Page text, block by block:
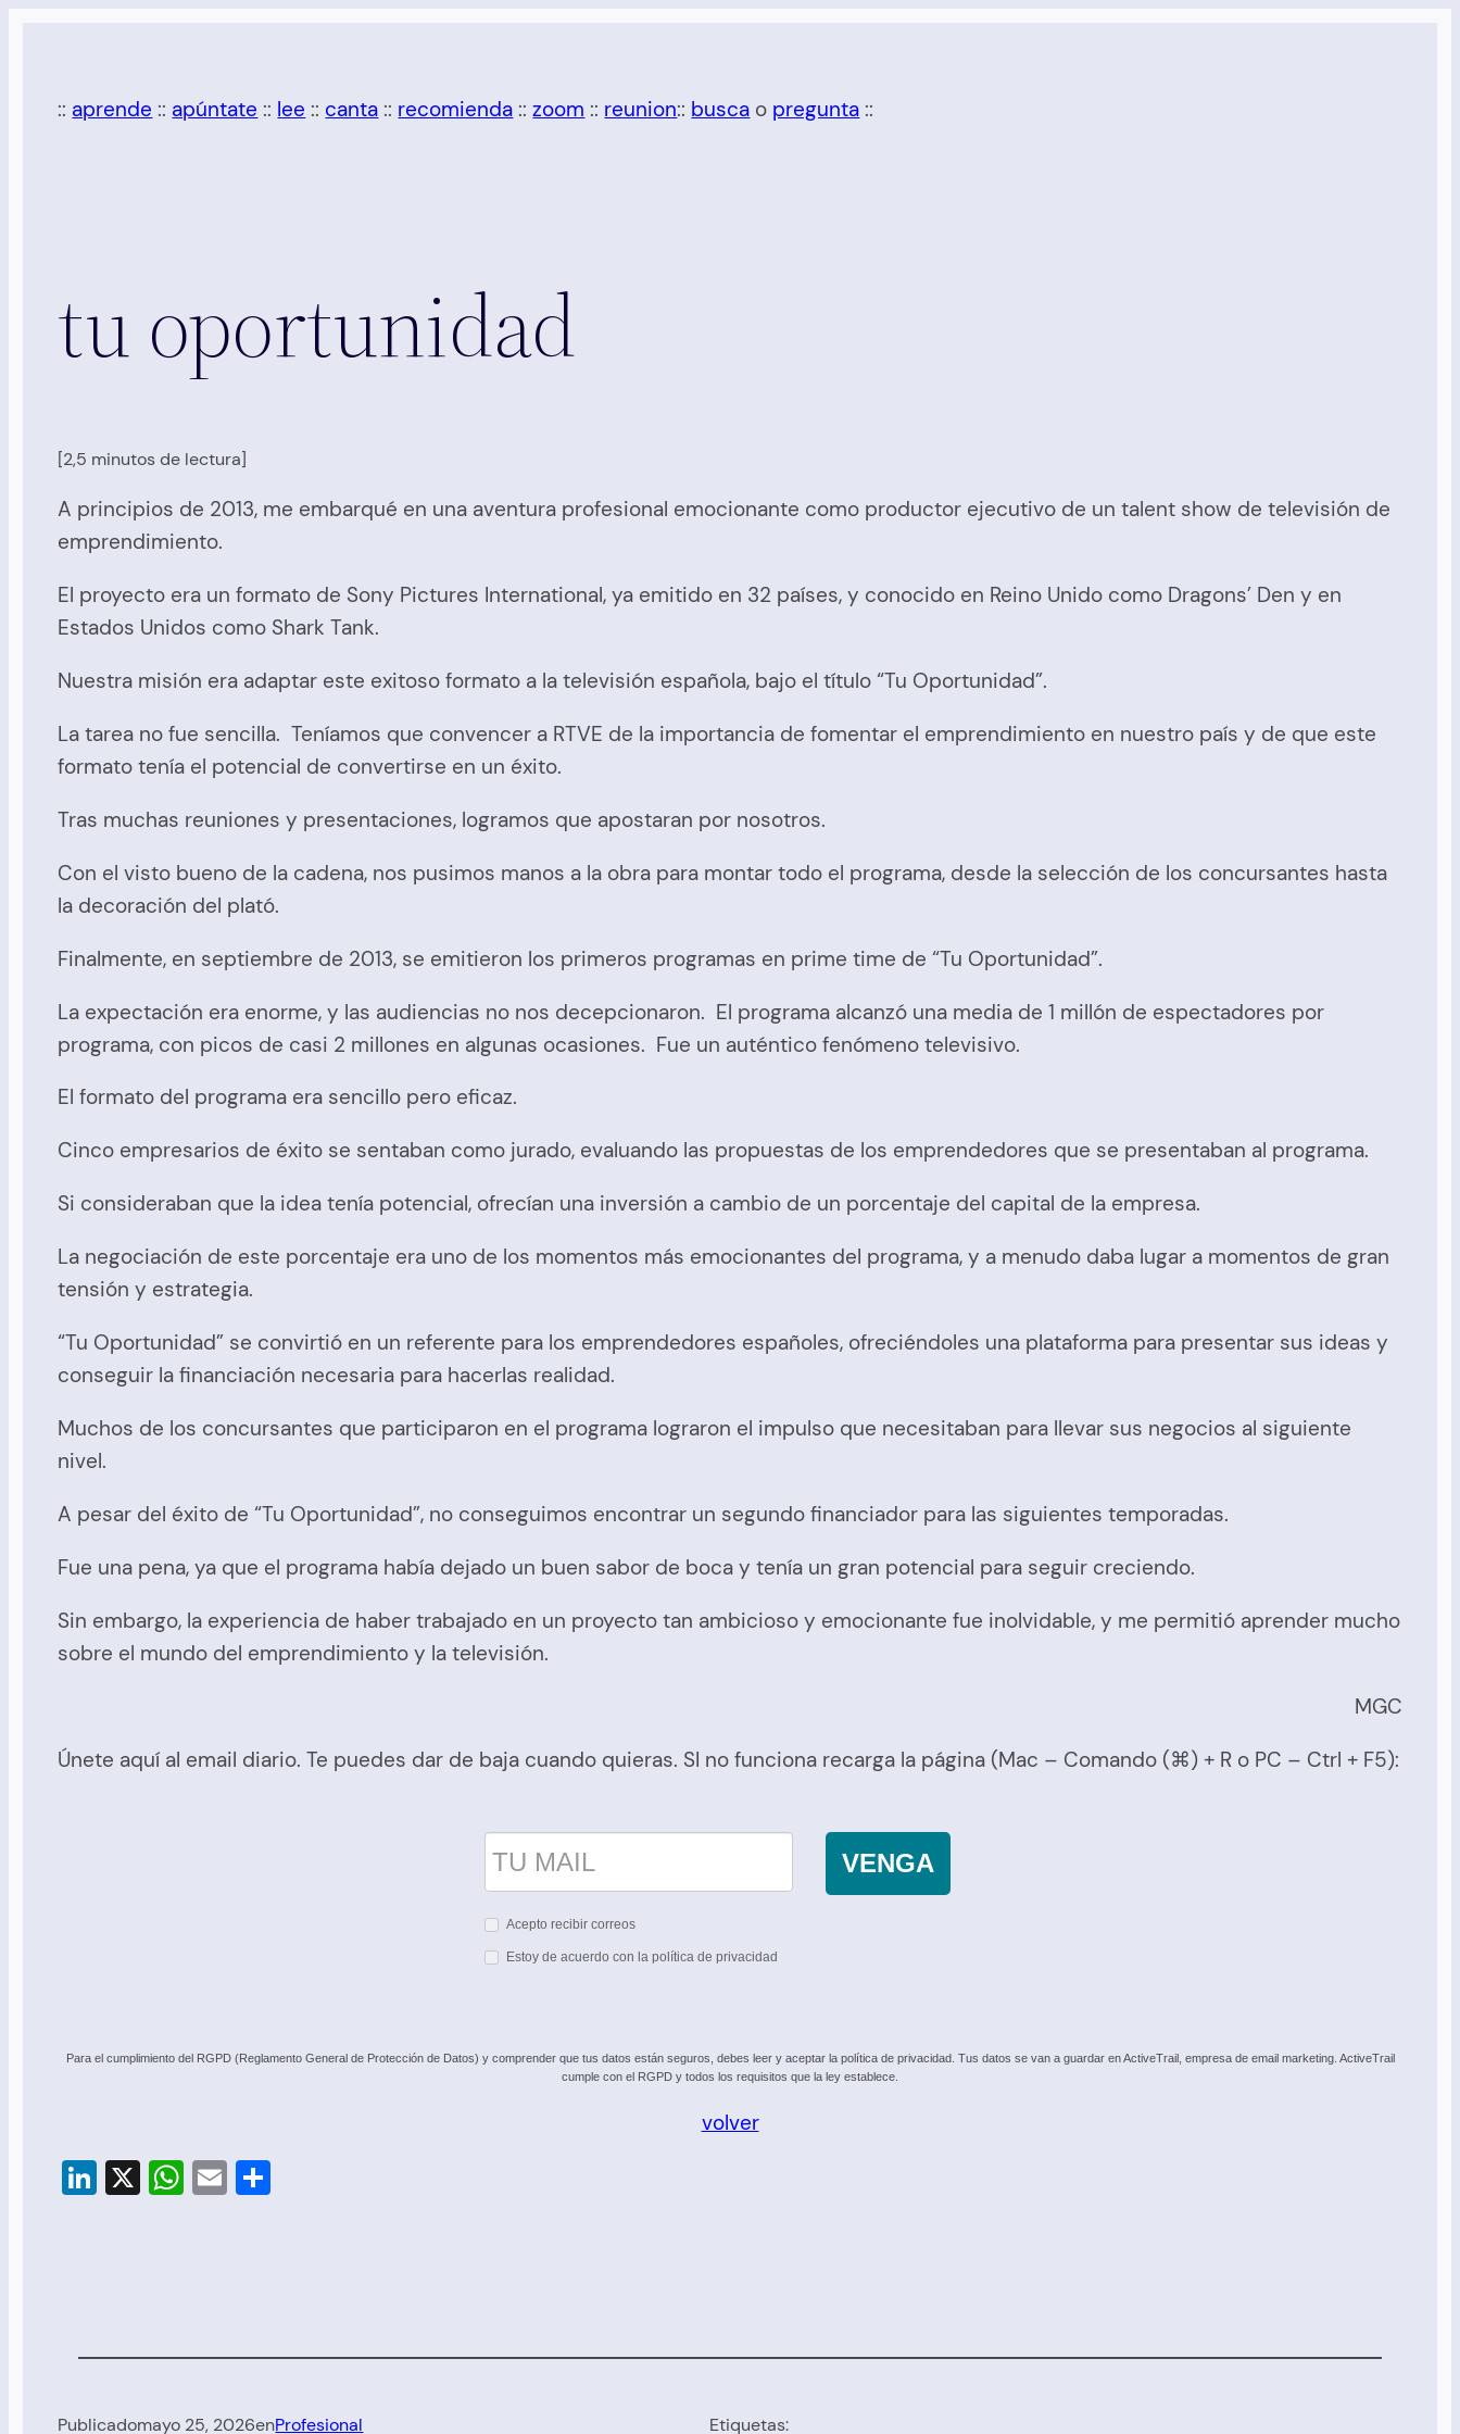
contenido
:: aprende :: apúntate :: lee :: canta :: recomienda ::zoom :: reunion:: busca o pregunta ::
tu oportunidad
[2,5 minutos de lectura]
A principios de 2013, me embarqué en una aventura profesional emocionante como productor ejecutivo de un talent show de televisión de
emprendimiento.
El proyecto era un formato de Sony Pictures International, ya emitido en 32 países, y conocido en Reino Unido como Dragons’ Den y en
Estados Unidos como Shark Tank.
Nuestra misión era adaptar este exitoso formato a la televisión española, bajo el título “Tu Oportunidad”.
La tarea no fue sencilla. Teníamos que convencer a RTVE de la importancia de fomentar el emprendimiento en nuestro país y de que este
formato tenía el potencial de convertirse en un éxito.
Tras muchas reuniones y presentaciones, logramos que apostaran por nosotros.
Con el visto bueno de la cadena, nos pusimos manos a la obra para montar todo el programa, desde la selección de los concursantes hasta
la decoración del plató.
Finalmente, en septiembre de 2013, se emitieron los primeros programas en prime time de “Tu Oportunidad”.
La expectación era enorme, y las audiencias no nos decepcionaron. El programa alcanzó una media de 1 millón de espectadores por
programa, con picos de casi 2 millones en algunas ocasiones. Fue un auténtico fenómeno televisivo.
El formato del programa era sencillo pero eficaz.
Cinco empresarios de éxito se sentaban como jurado, evaluando las propuestas de los emprendedores que se presentaban al programa.
Si consideraban que la idea tenía potencial, ofrecían una inversión a cambio de un porcentaje del capital de la empresa.
La negociación de este porcentaje era uno de los momentos más emocionantes del programa, y a menudo daba lugar a momentos de gran
tensión y estrategia.
“Tu Oportunidad” se convirtió en un referente para los emprendedores españoles, ofreciéndoles una plataforma para presentar sus ideas y
conseguir la financiación necesaria para hacerlas realidad.
Muchos de los concursantes que participaron en el programa lograron el impulso que necesitaban para llevar sus negocios al siguiente
nivel.
A pesar del éxito de “Tu Oportunidad”, no conseguimos encontrar un segundo financiador para las siguientes temporadas.
Fue una pena, ya que el programa había dejado un buen sabor de boca y tenía un gran potencial para seguir creciendo.
Sin embargo, la experiencia de haber trabajado en un proyecto tan ambicioso y emocionante fue inolvidable, y me permitió aprender mucho
sobre el mundo del emprendimiento y la televisión.
MGC
Únete aquí al email diario. Te puedes dar de baja cuando quieras. SI no funciona recarga la página (Mac – Comando (⌘) + R o PC – Ctrl + F5):
Acepto recibir correos
Estoy de acuerdo con la política de privacidad
VENGA
Para el cumplimiento del RGPD (Reglamento General de Protección de Datos) y comprender que tus datos están seguros, debes leer y aceptar la política de privacidad. Tus datos se van a guardar en ActiveTrail, empresa de email marketing. ActiveTrail
cumple con el RGPD y todos los requisitos que la ley establece.
volver
LinkedIn
X WhatsApp
Email
Publicadomayo 25, 2026enProfesional Etiquetas: